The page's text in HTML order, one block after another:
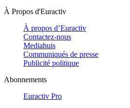
À Propos d'Euractiv
À propos d’Euractiv
Contactez-nous
Mediahuis
Communiqués de presse
Publicité politique
Abonnements
Euractiv Pro